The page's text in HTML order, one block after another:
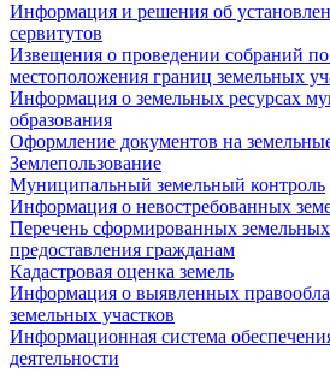
Информация и решения об
сервитутов
Извещения о проведении собраний
местоположения границ земельных
Информация о земельных ресурсах
образования
Оформление документов на
Землепользование
Муниципальный земельный контроль
Информация о невостребованных
Перечень сформированных земельных
предоставления гражданам
Кадастровая оценка земель
Информация о выявленных
земельных участков
Информационная система
деятельности